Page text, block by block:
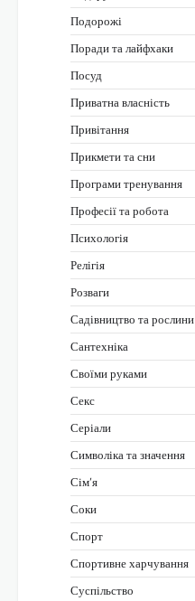
Подорожі
Поради та лайфхаки
Посуд
Приватна власність
Привітання
Прикмети та сни
Програми тренування
Професії та робота
Психологія
Релігія
Розваги
Садівництво та рослини
Сантехніка
Своїми руками
Секс
Серіали
Символіка та значення
Сім’я
Соки
Спорт
Спортивне харчування
Суспільство